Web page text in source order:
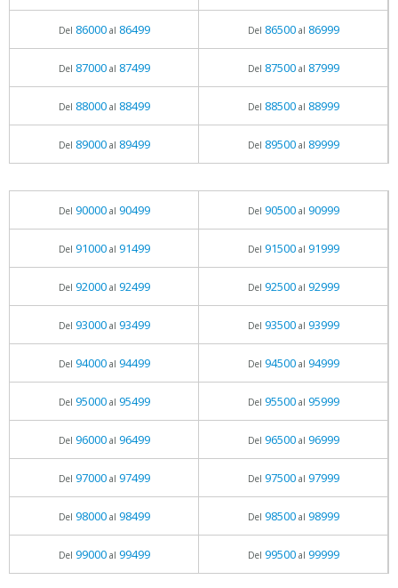
Del 86000al 86499 Del 86500al 86999
Del 87000al 87499 Del 87500al 87999
Del 88000al 88499 Del 88500al 88999
Del 89000al 89499 Del 89500al 89999
Del 90000al 90499 Del 90500al 90999
Del 91000al 91499 Del 91500al 91999
Del 92000al 92499 Del 92500al 92999
Del 93000al 93499 Del 93500al 93999
Del 94000al 94499 Del 94500al 94999
Del 95000al 95499 Del 95500al 95999
Del 96000al 96499 Del 96500al 96999
Del 97000al 97499 Del 97500al 97999
Del 98000al 98499 Del 98500al 98999
Del 99000al 99499 Del 99500al 99999